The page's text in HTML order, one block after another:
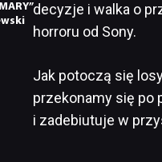
decyzje i walka o
horroru od Sony.
Jak potoczą się
przekonamy się po
i zadebiutuje w